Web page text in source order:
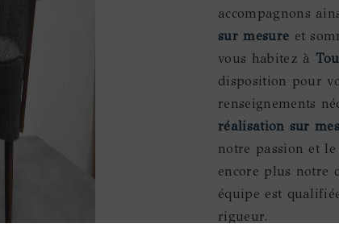
accompagnons
sur mesure et
vous habitez à
disposition pour
renseignements
réalisation sur
notre passion et
encore plus notre
équipe est
rigueur.